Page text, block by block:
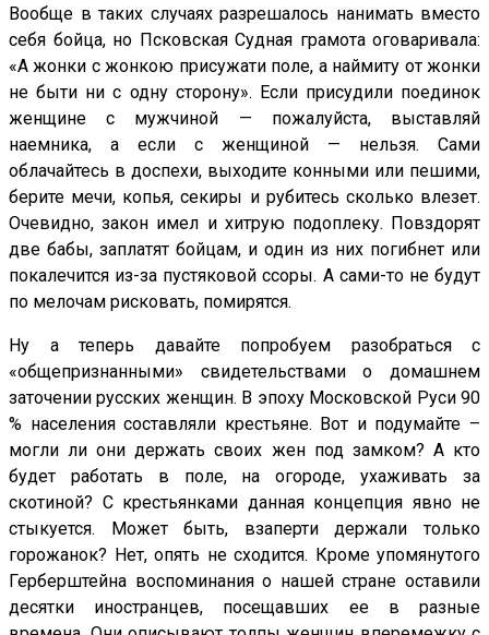
Вообще в таких случаях разрешалось нанимать вместо
себя бойца, но Псковская Судная грамота оговаривала:
«А жонки с жонкою присужати поле, а наймиту от жонки
не быти ни с одну сторону». Если присудили поединок
женщине с мужчиной — пожалуйста, выставляй
наемника, а если с женщиной — нельзя. Сами
облачайтесь в доспехи, выходите конными или пешими,
берите мечи, копья, секиры и рубитесь сколько влезет.
Очевидно, закон имел и хитрую подоплеку. Повздорят
две бабы, заплатят бойцам, и один из них погибнет или
покалечится из-за пустяковой ссоры. А сами-то не будут
по мелочам рисковать, помирятся.
Ну а теперь давайте попробуем разобраться с
«общепризнанными» свидетельствами о домашнем
заточении русских женщин. В эпоху Московской Руси 90
% населения составляли крестьяне. Вот и подумайте –
могли ли они держать своих жен под замком? А кто
будет работать в поле, на огороде, ухаживать за
скотиной? С крестьянками данная концепция явно не
стыкуется. Может быть, взаперти держали только
горожанок? Нет, опять не сходится. Кроме упомянутого
Герберштейна воспоминания о нашей стране оставили
десятки иностранцев, посещавших ее в разные